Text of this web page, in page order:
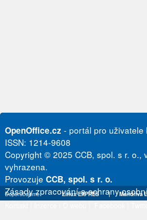
OpenOffice.cz - portál pro
ISSN: 1214-9608
Copyright © 2025 CCB, spol. s r. o.,
vyhrazena.
Provozuje CCB, spol. s r. o.
Zásady zpracování a ochrany
Doporučujeme Linux EXPRES | Mandriva